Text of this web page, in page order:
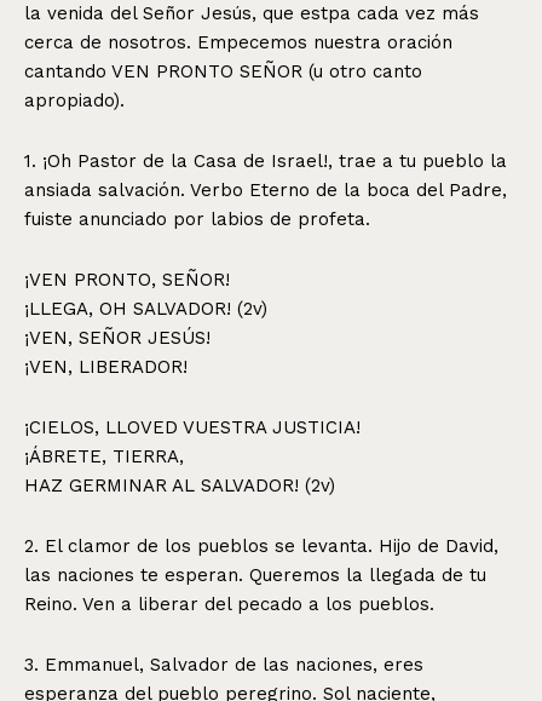
la venida del Señor Jesús, que estpa cada vez más
cerca de nosotros. Empecemos nuestra oración
cantando VEN PRONTO SEÑOR (u otro canto
apropiado).
1. ¡Oh Pastor de la Casa de Israel!, trae a tu pueblo la
ansiada salvación. Verbo Eterno de la boca del Padre,
fuiste anunciado por labios de profeta.
¡VEN PRONTO, SEÑOR!
¡LLEGA, OH SALVADOR! (2v)
¡VEN, SEÑOR JESÚS!
¡VEN, LIBERADOR!
¡CIELOS, LLOVED VUESTRA JUSTICIA!
¡ÁBRETE, TIERRA,
HAZ GERMINAR AL SALVADOR! (2v)
2. El clamor de los pueblos se levanta. Hijo de David,
las naciones te esperan. Queremos la llegada de tu
Reino. Ven a liberar del pecado a los pueblos.
3. Emmanuel, Salvador de las naciones, eres
esperanza del pueblo peregrino. Sol naciente,